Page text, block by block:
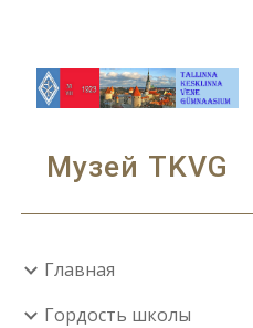
Музей TKVG
Главная
Гордость школы